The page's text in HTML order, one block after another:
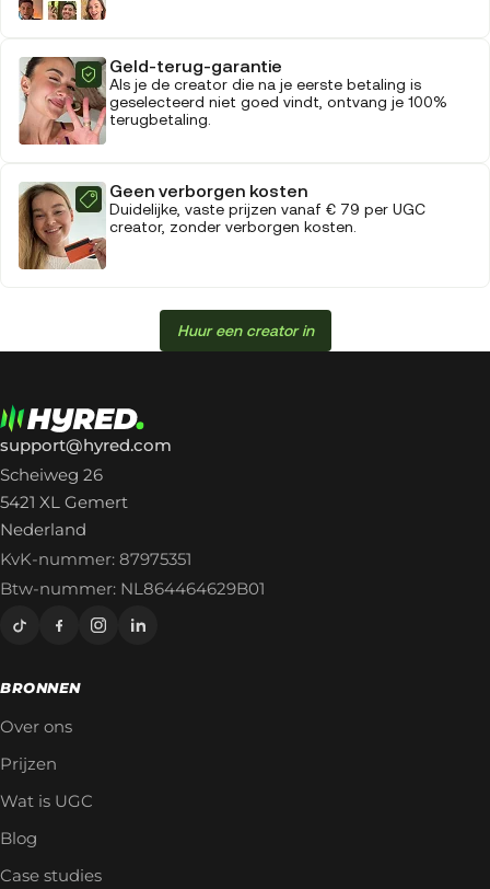
Geld-terug-garantie
Als je de creator die na je eerste betaling is
geselecteerd niet goed vindt, ontvang je 100%
terugbetaling.
Geen verborgen kosten
Duidelijke, vaste prijzen vanaf € 79 per UGC
creator, zonder verborgen kosten.
Huur een creator in
support@hyred.com
Scheiweg 26
5421 XL Gemert
Nederland
KvK-nummer: 87975351
Btw-nummer: NL864464629B01
BRONNEN
Over ons
Prijzen
Wat is UGC
Blog
Case studies